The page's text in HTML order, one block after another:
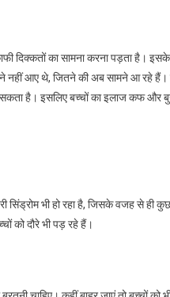
दिक्कतों का सामना करना पड़ता है। इसके
नहीं आए थे, जितने की अब सामने आ रहे
है। इसलिए बच्चों का इलाज कफ और
सिंड्रोम भी हो रहा है, जिसके वजह से
को दौरे भी पड़ रहे हैं।